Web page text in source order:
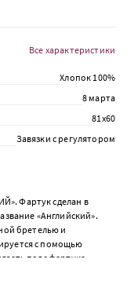
Хлопок 100%
8 марта
81х60
Завязки с регулятором
Все характеристики
Фартук сделан в
«Английский».
бретелью и
с помощью
пояс фартука
ширина по талии –
которые любят